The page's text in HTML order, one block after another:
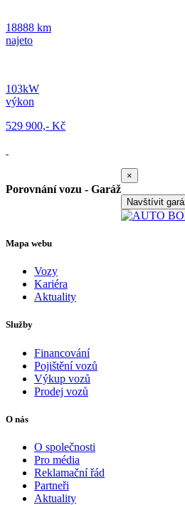
18888 km
najeto
103kW
výkon
529 900,- Kč
Porovnání vozu - Garáž
×
Navštívit
Mapa webu
Vozy
Kariéra
Aktuality
Služby
Financování
Pojištění vozů
Výkup vozů
Prodej vozů
O nás
O společnosti
Pro média
Reklamační řád
Partneři
Aktuality